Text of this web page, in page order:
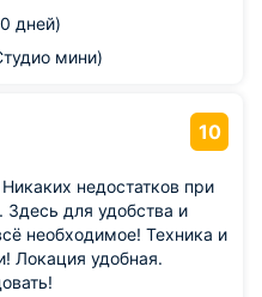
дней)
мини)
10
недостатков при
для удобства и
необходимое! Техника и
Локация удобная.